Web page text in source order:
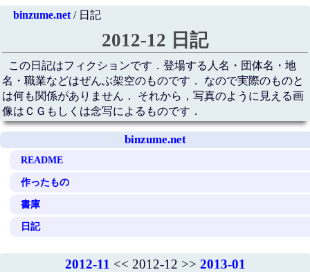
binzume.net/ 日記
2012-12 日記
この日記はフィクションです．登場する人名・団体名・地
名・職業などはぜんぶ架空のものです． なので実際のものと
は何も関係がありません． それから，写真のように見える画
像はＣＧもしくは念写によるものです．
binzume.net
README
作ったもの
書庫
日記
2012-11 << 2012-12 >> 2013-01